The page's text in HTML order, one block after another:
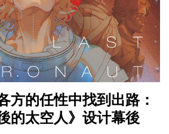
方的任性中找到出路：
的太空人》设计幕後